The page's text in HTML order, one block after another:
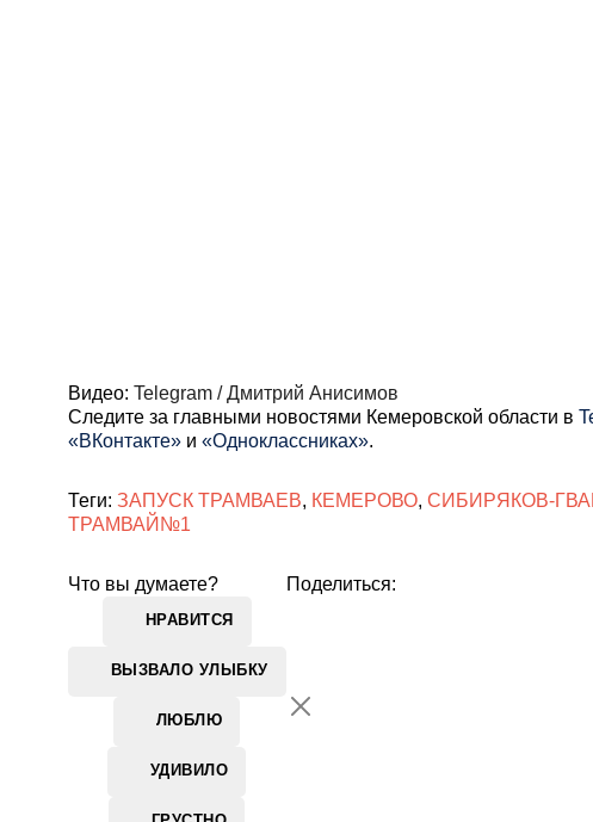
Видео: Telegram / Дмитрий Анисимов
Cледите за главными новостями Кемеровской области в
«ВКонтакте» и «Одноклассниках».
Теги: ЗАПУСК ТРАМВАЕВ, КЕМЕРОВО, СИБИРЯКОВ-
ТРАМВАЙ№1
Что вы думаете?
НРАВИТСЯ
ВЫЗВАЛО УЛЫБКУ
ЛЮБЛЮ
УДИВИЛО
Поделиться: